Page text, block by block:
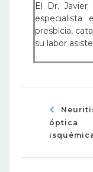
El Dr. Javier
especialista
presbicia,
su labor
óptica